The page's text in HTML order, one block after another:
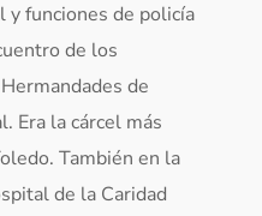
y funciones de policía
de los
de
Era la cárcel más
También en la
de la Caridad